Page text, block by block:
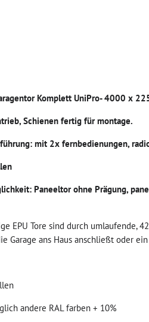
Komplett UniPro- 4000 x
Schienen fertig für montage.
mit 2x fernbedienungen,
Paneeltor ohne Prägung,
EPU Tore sind durch umlaufende,
Garage ans Haus anschließt oder
andere RAL farben + 10%